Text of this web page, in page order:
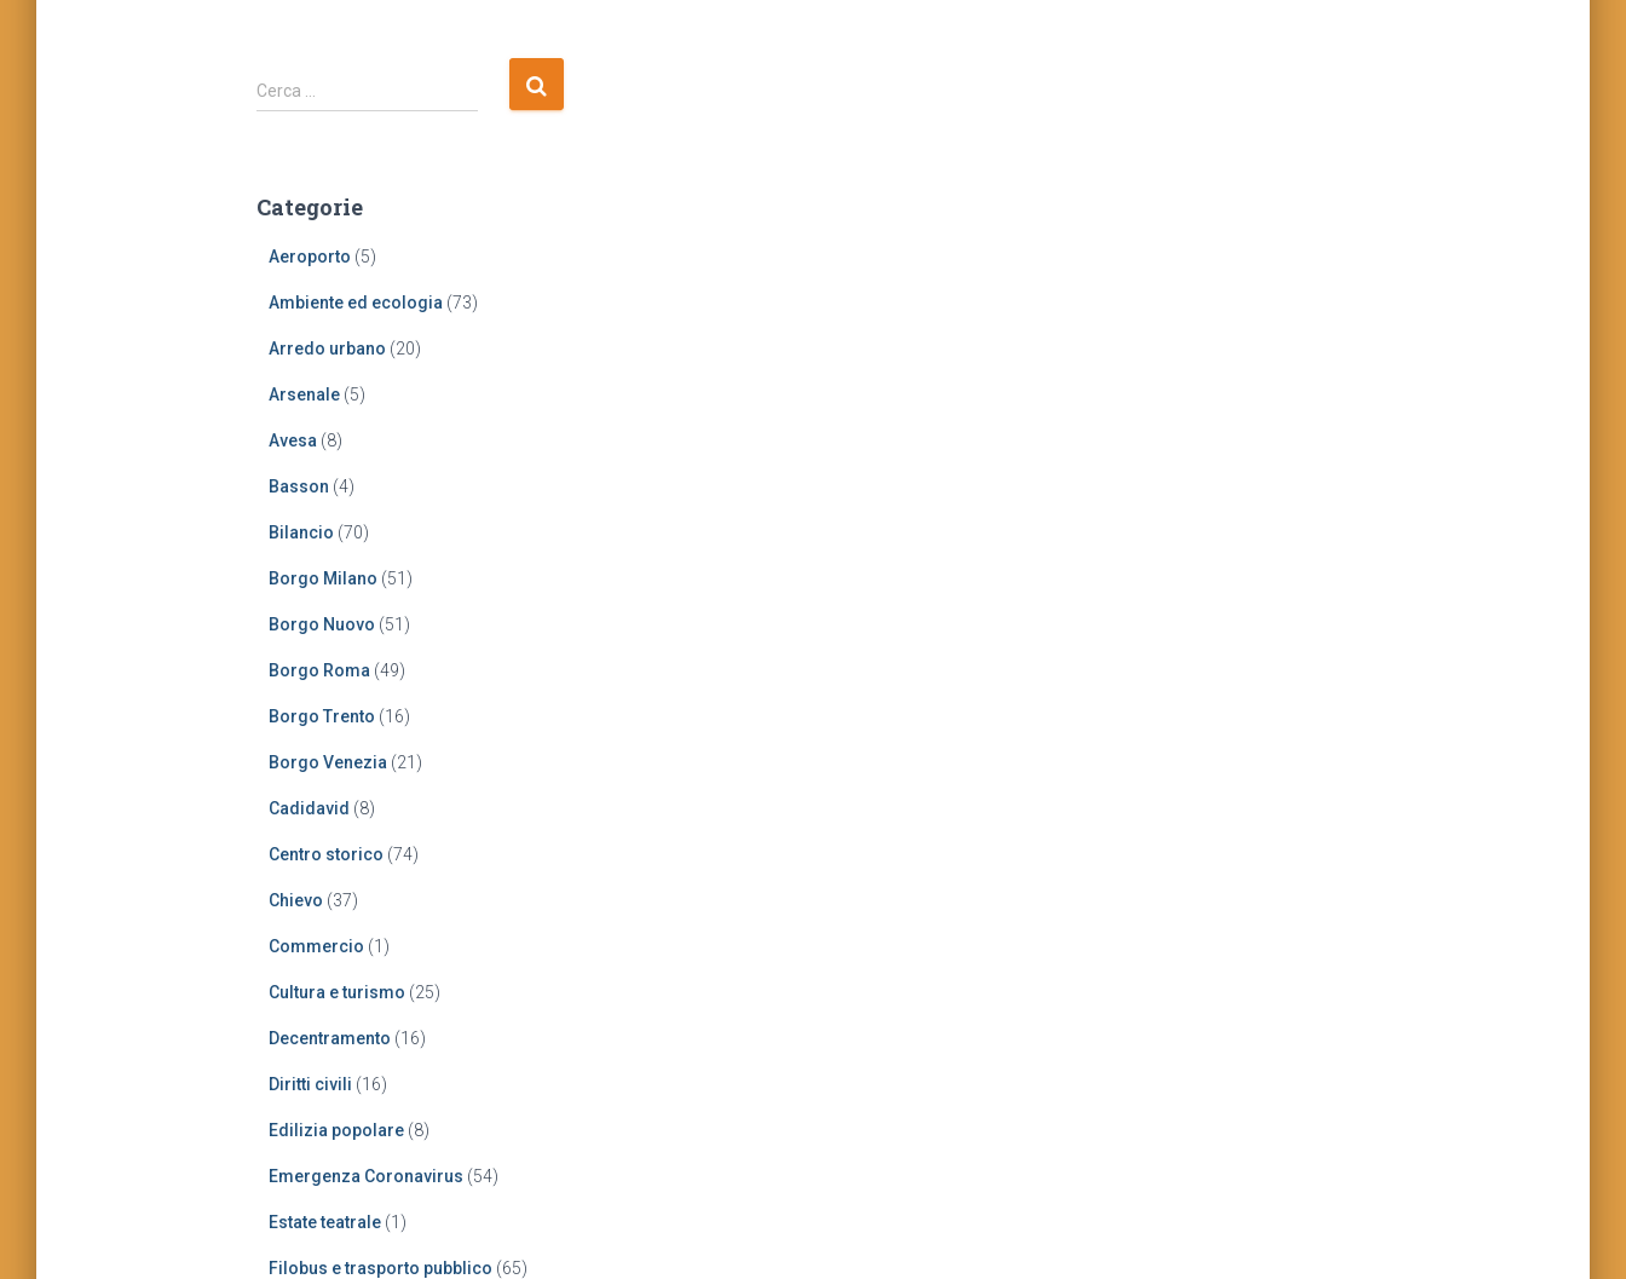
R
i
c
Cerca …
Categorie
Aeroporto (5)
Ambiente ed ecologia (73)
Arredo urbano (20)
Arsenale (5)
Avesa (8)
Basson (4)
Bilancio (70)
Borgo Milano (51)
Borgo Nuovo (51)
Borgo Roma (49)
Borgo Trento (16)
Borgo Venezia (21)
Cadidavid (8)
Centro storico (74)
Chievo (37)
Commercio (1)
Cultura e turismo (25)
Decentramento (16)
Diritti civili (16)
Edilizia popolare (8)
Emergenza Coronavirus (54)
Estate teatrale (1)
Filobus e trasporto pubblico (65)